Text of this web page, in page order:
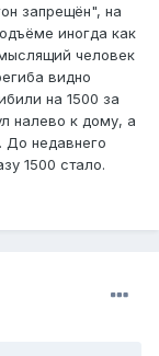
запрещён", на
иногда как
человек
видно
на 1500 за
налево к дому, а
До недавнего
1500 стало.